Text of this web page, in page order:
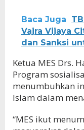
Baca Juga
Vajra Vijaya
dan Sanksi
Ketua MES Drs.
Program
menumbuhkan
Islam dalam
“MES ikut